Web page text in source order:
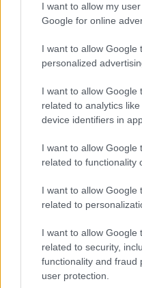
I want to allow my
Google for online
I want to allow Google
personalized
I want to allow Google
related to analytics
device identifiers in
I want to allow Google
related to functionality
I want to allow Google
related to
I want to allow Google
related to security,
functionality and fraud
user protection.
LIFESTYLE
Zalando Visionary
Gassanoff vince a
Cristian Castiglioni · 7 Ago 2026
LIFESTYLE